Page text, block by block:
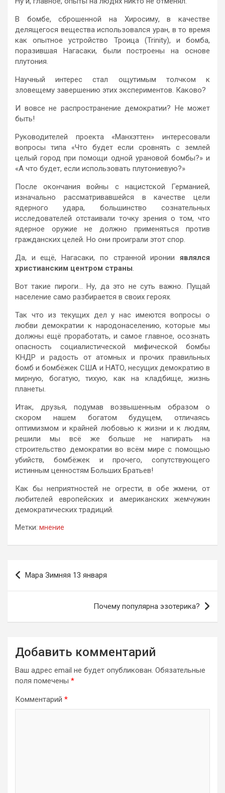
В бомбе, сброшенной на Хиросиму, в качестве
делящегося вещества использовался уран, в то время
как опытное устройство Троица (Trinity), и бомба,
поразившая Нагасаки, были построены на основе
плутония.
Научный интерес стал ощутимым толчком к
зловещему завершению этих экспериментов. Каково?
И вовсе не распространение демократии? Не может
быть!
Руководителей проекта «Манхэттен» интересовали
вопросы типа «Что будет если сровнять с землей
целый город при помощи одной урановой бомбы?» и
«А что будет, если использовать плутониевую?»
После окончания войны с нацистской Германией,
изначально рассматривавшейся в качестве цели
ядерного удара, большинство сознательных
исследователей отстаивали точку зрения о том, что
ядерное оружие не должно применяться против
гражданских целей. Но они проиграли этот спор.
Да, и ещё, Нагасаки, по странной иронии являлся
христианским центром страны.
Вот такие пироги… Ну, да это не суть важно. Пущай
население само разбирается в своих героях.
Так что из текущих дел у нас имеются вопросы о
любви демократии к народонаселению, которые мы
должны ещё проработать, и самое главное, осознать
опасность социалистической мифической бомбы
КНДР и радость от атомных и прочих правильных
бомб и бомбёжек США и НАТО, несущих демократию в
мирную, богатую, тихую, как на кладбище, жизнь
планеты.
Итак, друзья, подумав возвышенным образом о
скором нашем богатом будущем, отличаясь
оптимизмом и крайней любовью к жизни и к людям,
решили мы всё же больше не напирать на
строительство демократии во всём мире с помощью
убийств, бомбёжек и прочего, сопутствующего
истинным ценностям Больших Братьев!
Как бы неприятностей не огрести, в обе жмени, от
любителей европейских и американских жемчужин
демократических традиций.
Метки: мнение
Навигация
по
Мара Зимняя 13 января
Почему популярна эзотерика?
Добавить комментарий
Ваш адрес email не будет опубликован. Обязательные
поля помечены *
Комментарий *